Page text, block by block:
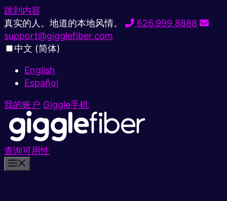
跳到内容
真实的人。地道的本地风情。
626.999.8888
support@gigglefiber.com
中文 (简体)
English
Español
我的账户 Giggle手机
查询可用性